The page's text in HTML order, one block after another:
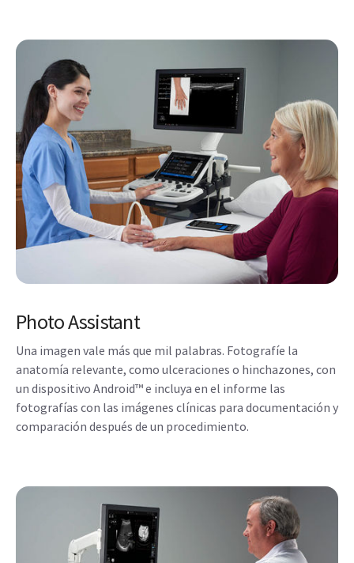
Photo Assistant
Una imagen vale más que mil palabras. Fotografíe la
anatomía relevante, como ulceraciones o hinchazones, con
un dispositivo Android™ e incluya en el informe las
fotografías con las imágenes clínicas para documentación y
comparación después de un procedimiento.